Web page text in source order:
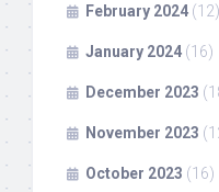
February 2024 (12)
January 2024 (16)
December 2023
November 2023
October 2023 (16)